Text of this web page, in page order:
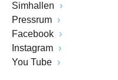
Simhallen
Pressrum
Facebook
Instagram
You Tube